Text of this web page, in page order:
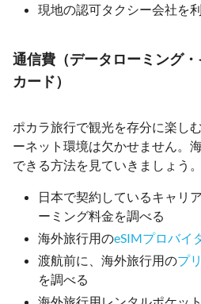
現地の認可タクシー会社を
通信費（データローミング
カード）
ポカラ旅行で観光を存分に楽し
ーネット環境は欠かせません。
できる方法を見ていきましょう。
日本で契約しているキャリ
ーミング料金を調べる
海外旅行用のeSIMプロバイ
渡航前に、海外旅行用のプ
を調べる
海外旅行用レンタルポケッ